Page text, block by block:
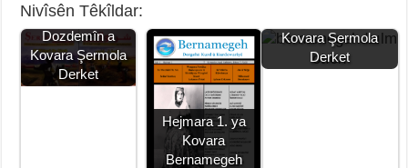
c
e
b
tt
er
at
s
A
e
n
g
er
gr
a
m
y
Li
n
k
e
Nivîsên Têkîldar:
Hejmara
Dozdemîn a
Kovara Şermola
Derket
Hejmara 1. ya
Kovara
Bernamegeh
Kovara Şermola
Derket